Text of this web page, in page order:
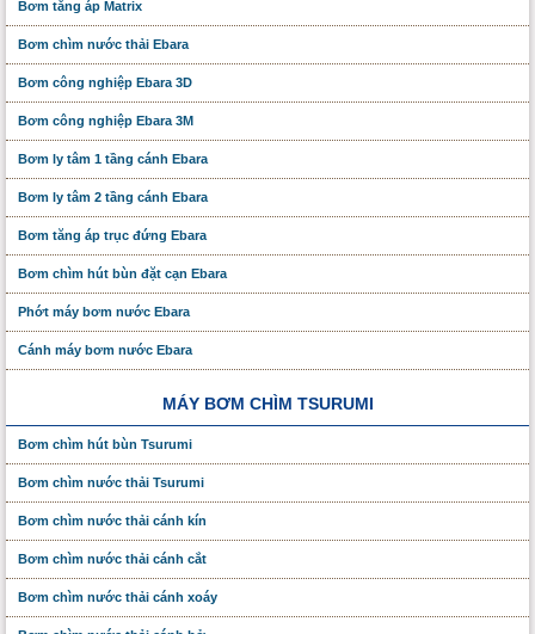
Bơm tăng áp Matrix
Bơm chìm nước thải Ebara
Bơm công nghiệp Ebara 3D
Bơm công nghiệp Ebara 3M
Bơm ly tâm 1 tầng cánh Ebara
Bơm ly tâm 2 tầng cánh Ebara
Bơm tăng áp trục đứng Ebara
Bơm chìm hút bùn đặt cạn Ebara
Phớt máy bơm nước Ebara
Cánh máy bơm nước Ebara
MÁY BƠM CHÌM TSURUMI
Bơm chìm hút bùn Tsurumi
Bơm chìm nước thải Tsurumi
Bơm chìm nước thải cánh kín
Bơm chìm nước thải cánh cắt
Bơm chìm nước thải cánh xoáy